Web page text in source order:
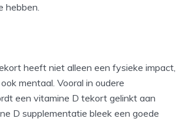
hebben.
heeft niet alleen een fysieke impact,
mentaal. Vooral in oudere
een vitamine D tekort gelinkt aan
D supplementatie bleek een goede